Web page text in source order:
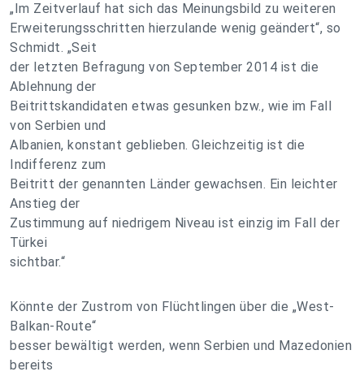
„Im Zeitverlauf hat sich das Meinungsbild zu weiteren
Erweiterungsschritten hierzulande wenig geändert“, so
Schmidt. „Seit
der letzten Befragung von September 2014 ist die
Ablehnung der
Beitrittskandidaten etwas gesunken bzw., wie im Fall
von Serbien und
Albanien, konstant geblieben. Gleichzeitig ist die
Indifferenz zum
Beitritt der genannten Länder gewachsen. Ein leichter
Anstieg der
Zustimmung auf niedrigem Niveau ist einzig im Fall der
Türkei
sichtbar.“
Könnte der Zustrom von Flüchtlingen über die „West-
Balkan-Route“
besser bewältigt werden, wenn Serbien und Mazedonien
bereits